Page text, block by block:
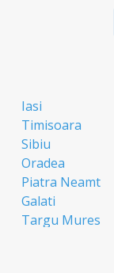
Iasi
Timisoara
Sibiu
Oradea
Piatra Neamt
Galati
Targu Mures